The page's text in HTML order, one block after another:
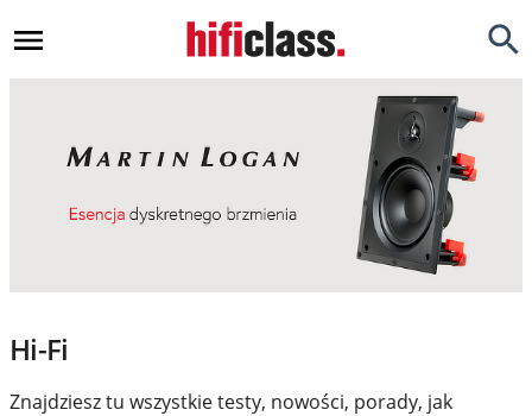
Testy
Opinie
Gadżety
Hi-Fi
Znajdziesz tu wszystkie testy, nowości, porady, jak